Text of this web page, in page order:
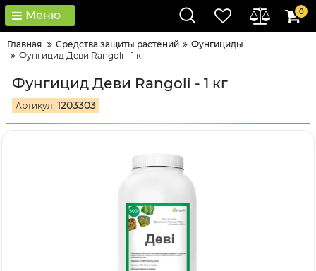
Меню 0
Главная Средства защиты растений
Фунгициды
Фунгицид Деви Rangoli - 1 кг
Фунгицид Деви Rangoli - 1 кг
Артикул: 1203303